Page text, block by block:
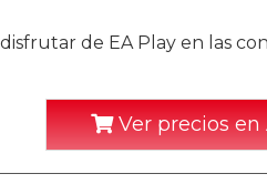
de EA Play en las
Ver precios en